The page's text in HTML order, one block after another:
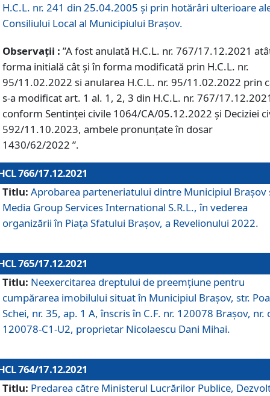
H.C.L. nr. 241 din 25.04.2005 și prin hotărâri ulterioare
Consiliului Local al Municipiului Braşov.
Observații : ”A fost anulată H.C.L. nr. 767/17.12.2021
forma initială cât și în forma modificată prin H.C.L. nr.
95/11.02.2022 si anularea H.C.L. nr. 95/11.02.2022 prin
s-a modificat art. 1 al. 1, 2, 3 din H.C.L. nr. 767/
conform Sentinței civile 1064/CA/05.12.2022 și Deciziei
592/11.10.2023, ambele pronunțate în dosar
1430/62/2022 ”.
766/17.12.2021
Titlu: Aprobarea parteneriatului dintre Municipiul Brașov
Media Group Services International S.R.L., în vederea
organizării în Piața Sfatului Brașov, a Revelionului 2022.
765/17.12.2021
Titlu: Neexercitarea dreptului de preemţiune pentru
cumpărarea imobilului situat în Municipiul Braşov, str.
Schei, nr. 35, ap. 1 A, înscris în C.F. nr. 120078 Brașov, nr.
120078-C1-U2, proprietar Nicolaescu Dani Mihai.
764/17.12.2021
Titlu: Predarea către Ministerul Lucrărilor Publice,